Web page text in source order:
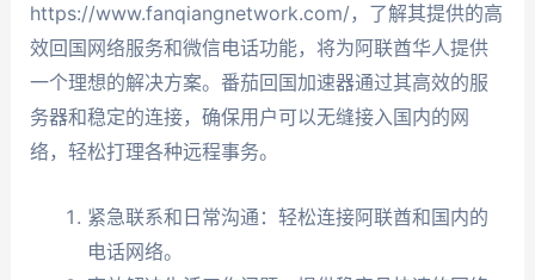
https://www.fanqiangnetwork.com/，了解其提供的高
效回国网络服务和微信电话功能，将为阿联酋华人提供
一个理想的解决方案。番茄回国加速器通过其高效的服
务器和稳定的连接，确保用户可以无缝接入国内的网
络，轻松打理各种远程事务。
紧急联系和日常沟通：轻松连接阿联酋和国内的
电话网络。